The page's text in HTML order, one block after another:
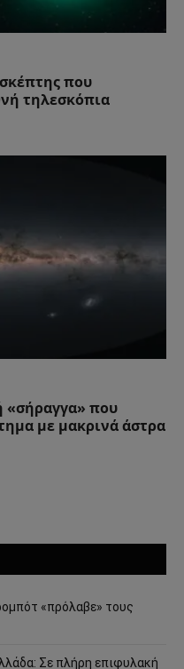
που
τηλεσκόπια
«σήραγγα» που
με μακρινά άστρα
«πρόλαβε» τους
Σε πλήρη επιφυλακή